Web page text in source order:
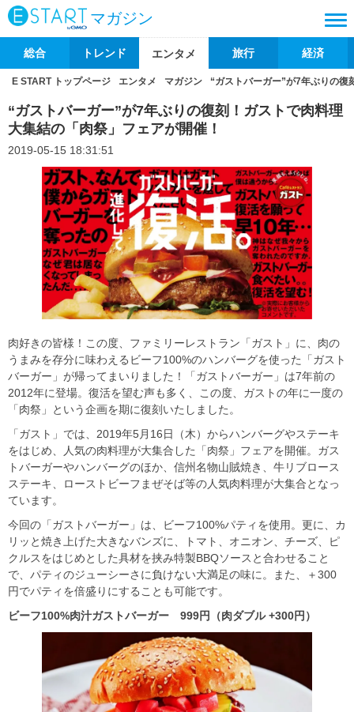
マガジン
総合 トレンド エンタメ 旅行 経済
E START トップページ エンタメ マガジン “ガストバーガー”が7年ぶりの
“ガストバーガー”が7年ぶりの復刻！ガストで肉料理
大集結の「肉祭」フェアが開催！
2019-05-15 18:31:51
肉好きの皆様！この度、ファミリーレストラン「ガスト」に、肉の
うまみを存分に味わえるビーフ100%のハンバーグを使った「ガスト
バーガー」が帰ってまいりました！「ガストバーガー」は7年前の
2012年に登場。復活を望む声も多く、この度、ガストの年に一度の
「肉祭」という企画を期に復刻いたしました。
「ガスト」では、2019年5月16日（木）からハンバーグやステーキ
をはじめ、人気の肉料理が大集合した「肉祭」フェアを開催。ガス
トバーガーやハンバーグのほか、信州名物山賊焼き、牛リブロース
ステーキ、ローストビーフまぜそば等の人気肉料理が大集合となっ
ています。
今回の「ガストバーガー」は、ビーフ100%パティを使用。更に、カ
リッと焼き上げた大きなバンズに、トマト、オニオン、チーズ、ピ
クルスをはじめとした具材を挟み特製BBQソースと合わせること
で、パティのジューシーさに負けない大満足の味に。また、＋300
円でパティを倍盛りにすることも可能です。
ビーフ100%肉汁ガストバーガー 999円（肉ダブル +300円）